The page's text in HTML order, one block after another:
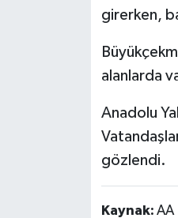
girerken,
alanlarda
Anadolu
gözlendi.
Kaynak: AA
Rüya Tabirleri